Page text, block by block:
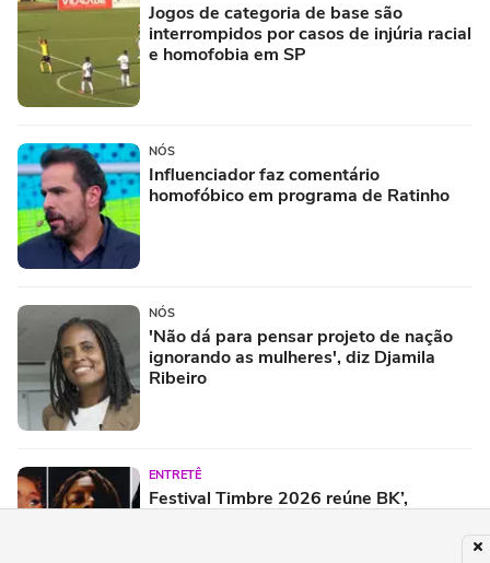
Jogos de categoria de base são
interrompidos por casos de injúria racial
e homofobia em SP
NÓS
Influenciador faz comentário
homofóbico em programa de Ratinho
NÓS
'Não dá para pensar projeto de nação
ignorando as mulheres', diz Djamila
Ribeiro
ENTRETÊ
Festival Timbre 2026 reúne BK’,
encontro de diferentes gerações do rap